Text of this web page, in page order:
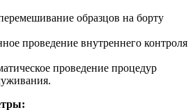
образцов на борту
проведение внутреннего контроля
проведение процедур